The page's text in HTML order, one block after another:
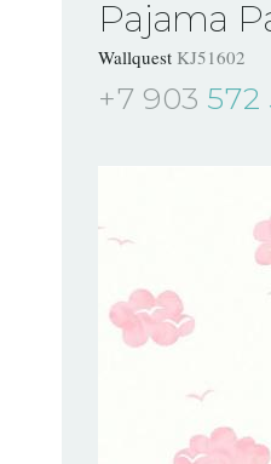
Pajama
Wallquest KJ51602
+7 903 572